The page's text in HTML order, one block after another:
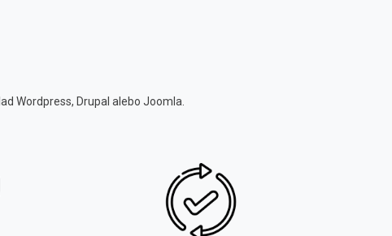
Wordpress, Drupal alebo Joomla.